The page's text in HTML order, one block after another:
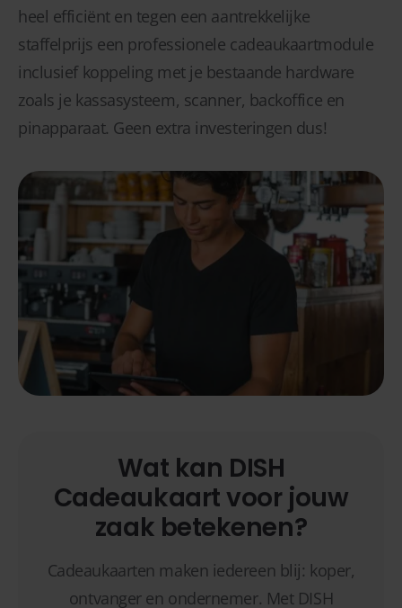
heel efficiënt en tegen een aantrekkelijke
staffelprijs een professionele cadeaukaartmodule
inclusief koppeling met je bestaande hardware
zoals je kassasysteem, scanner, backoffice en
pinapparaat. Geen extra investeringen dus!
Wat kan DISH
Cadeaukaart voor jouw
zaak betekenen?
Cadeaukaarten maken iedereen blij: koper,
ontvanger en ondernemer. Met DISH